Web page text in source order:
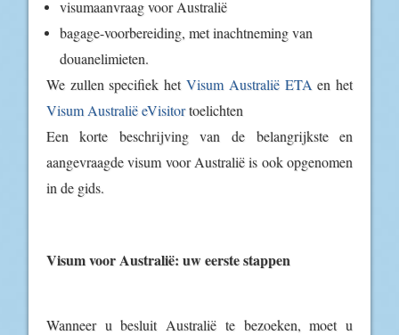
visumaanvraag voor Australië
bagage-voorbereiding, met inachtneming van
douanelimieten.
We zullen specifiek het Visum Australië ETA en het
Visum Australië eVisitortoelichten
Een korte beschrijving van de belangrijkste en
aangevraagde visum voor Australië is ook opgenomen
in de gids.
Visum voor Australië: uw eerste stappen
Wanneer u besluit Australië te bezoeken, moet u